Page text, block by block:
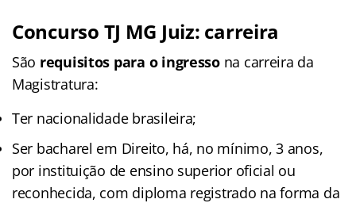
Concurso TJ MG Juiz: carreira
São requisitos para o ingressona carreira da
Magistratura:
Ter nacionalidade brasileira;
Ser bacharel em Direito, há, no mínimo, 3 anos,
por instituição de ensino superior oficial ou
reconhecida, com diploma registrado na forma da